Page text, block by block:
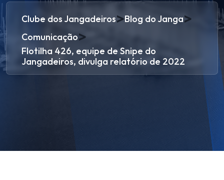
Clube dos Jangadeiros>Blog do Janga>
Comunicação>
Flotilha 426, equipe de Snipe do
Jangadeiros, divulga relatório de 2022